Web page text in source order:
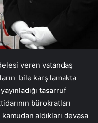
veren vatandaş
bile karşılamakta
tasarruf
bürokratları
aldıkları devasa